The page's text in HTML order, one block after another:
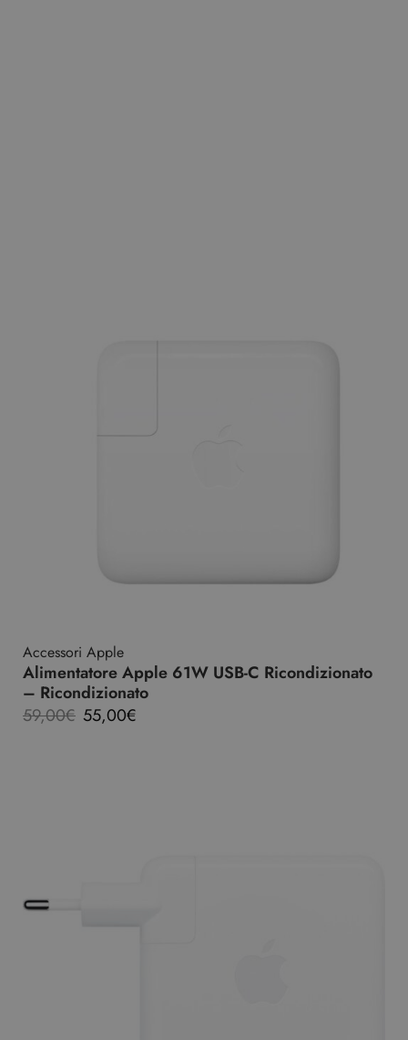
Accessori Apple
Alimentatore Apple 61W USB-C Ricondizionato
– Ricondizionato
59,00€ 55,00€